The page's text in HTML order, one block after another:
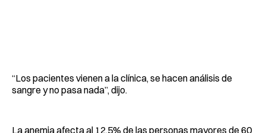
“Los pacientes vienen a la clínica, se hacen análisis de
sangre y no pasa nada”, dijo.
La anemia afecta al 12,5% de las personas mayores de 60